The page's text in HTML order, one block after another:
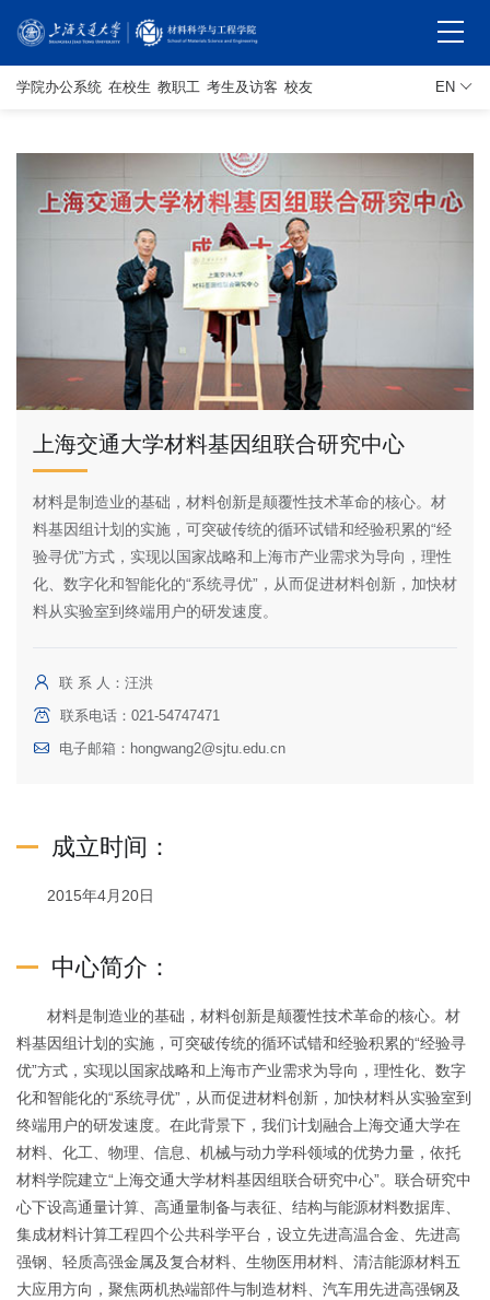
学院办公系统 在校生 教职工 考生及访客 校友 EN
上海交通大学材料基因组联合研究中心
材料是制造业的基础，材料创新是颠覆性技术革命的核心。材
料基因组计划的实施，可突破传统的循环试错和经验积累的“经
验寻优”方式，实现以国家战略和上海市产业需求为导向，理性
化、数字化和智能化的“系统寻优”，从而促进材料创新，加快材
料从实验室到终端用户的研发速度。
联 系 人：汪洪
联系电话：021-54747471
电子邮箱： hongwang2@sjtu.edu.cn
成立时间：
2015年4月20日
中心简介：
材料是制造业的基础，材料创新是颠覆性技术革命的核心。材
料基因组计划的实施，可突破传统的循环试错和经验积累的“经验寻
优”方式，实现以国家战略和上海市产业需求为导向，理性化、数字
化和智能化的“系统寻优”，从而促进材料创新，加快材料从实验室到
终端用户的研发速度。在此背景下，我们计划融合上海交通大学在
材料、化工、物理、信息、机械与动力学科领域的优势力量，依托
材料学院建立“上海交通大学材料基因组联合研究中心”。联合研究中
心下设高通量计算、高通量制备与表征、结构与能源材料数据库、
集成材料计算工程四个公共科学平台，设立先进高温合金、先进高
强钢、轻质高强金属及复合材料、生物医用材料、清洁能源材料五
大应用方向，聚焦两机热端部件与制造材料、汽车用先进高强钢及